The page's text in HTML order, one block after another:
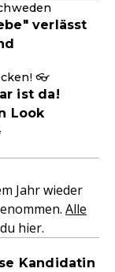
verlässt
👓
ist da!
Look
Jahr wieder
Alle
hier.
Kandidatin